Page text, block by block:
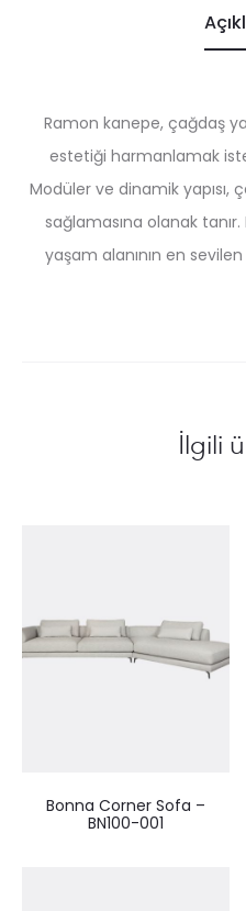
Ramon kanepe, çağdaş
estetiği harmanlamak
Modüler ve dinamik yapısı,
sağlamasına olanak
yaşam alanının en
İlgili
Bonna Corner Sofa –
BN100-001